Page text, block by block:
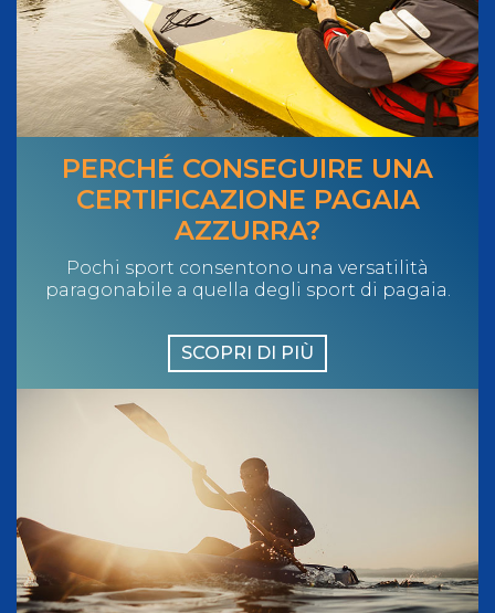
PERCHÉ CONSEGUIRE UNA
CERTIFICAZIONE PAGAIA
AZZURRA?
Pochi sport consentono una versatilità
paragonabile a quella degli sport di pagaia.
SCOPRI DI PIÙ